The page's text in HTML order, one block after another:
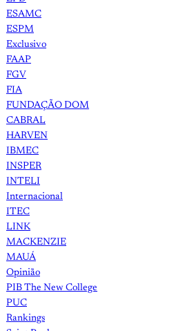
ESAMC
ESPM
Exclusivo
FAAP
FGV
FIA
FUNDAÇÃO DOM
CABRAL
HARVEN
IBMEC
INSPER
INTELI
Internacional
ITEC
LINK
MACKENZIE
MAUÁ
Opinião
PIB The New College
PUC
Rankings